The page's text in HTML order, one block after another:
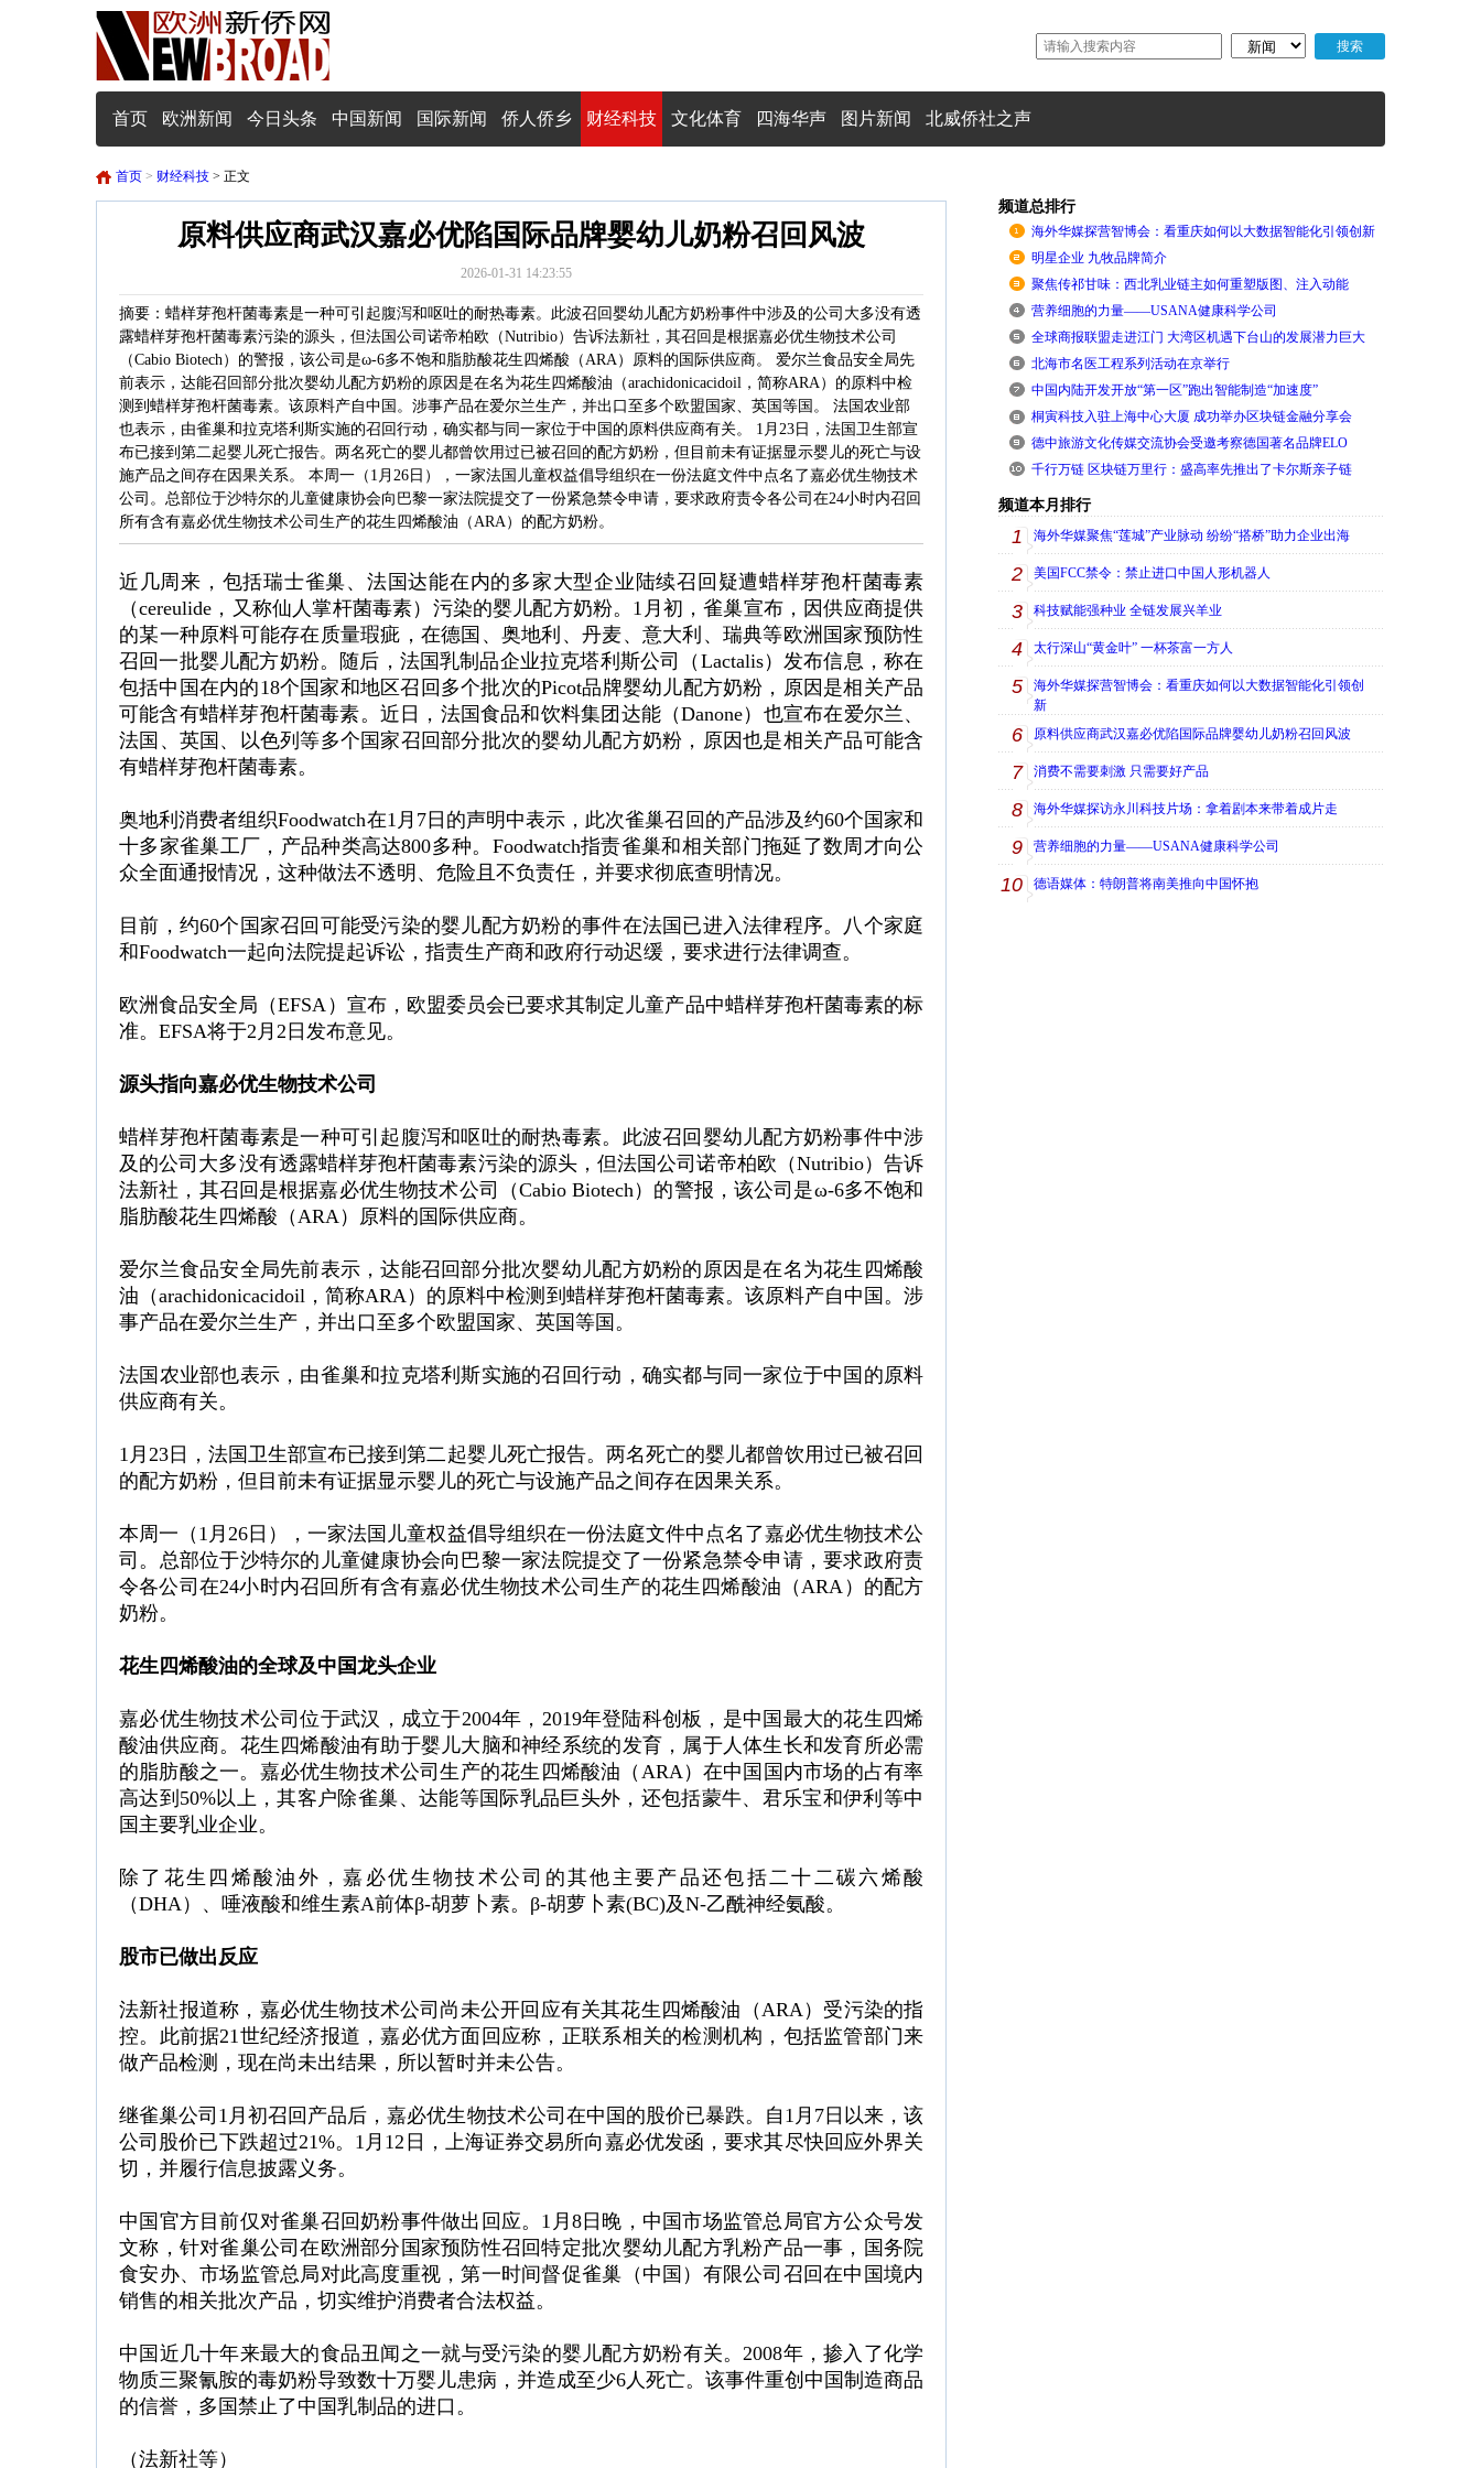
首页 欧洲新闻 今日头条 中国新闻 国际新闻 侨人侨乡 财经科技 文化体育 四海华声 图片新闻 北威侨社之声
首页 > 财经科技 > 正文
原料供应商武汉嘉必优陷国际品牌婴幼儿奶粉召回风波
2026-01-31 14:23:55
摘要：蜡样芽孢杆菌毒素是一种可引起腹泻和呕吐的耐热毒素。此波召回婴幼儿配方奶粉事件中涉及的公司大多没有透
露蜡样芽孢杆菌毒素污染的源头，但法国公司诺帝柏欧（Nutribio）告诉法新社，其召回是根据嘉必优生物技术公司
（Cabio Biotech）的警报，该公司是ω-6多不饱和脂肪酸花生四烯酸（ARA）原料的国际供应商。 爱尔兰食品安全局先
前表示，达能召回部分批次婴幼儿配方奶粉的原因是在名为花生四烯酸油（arachidonicacidoil，简称ARA）的原料中检
测到蜡样芽孢杆菌毒素。该原料产自中国。涉事产品在爱尔兰生产，并出口至多个欧盟国家、英国等国。 法国农业部
也表示，由雀巢和拉克塔利斯实施的召回行动，确实都与同一家位于中国的原料供应商有关。 1月23日，法国卫生部宣
布已接到第二起婴儿死亡报告。两名死亡的婴儿都曾饮用过已被召回的配方奶粉，但目前未有证据显示婴儿的死亡与设
施产品之间存在因果关系。 本周一（1月26日），一家法国儿童权益倡导组织在一份法庭文件中点名了嘉必优生物技术
公司。总部位于沙特尔的儿童健康协会向巴黎一家法院提交了一份紧急禁令申请，要求政府责令各公司在24小时内召回
所有含有嘉必优生物技术公司生产的花生四烯酸油（ARA）的配方奶粉。
近几周来，包括瑞士雀巢、法国达能在内的多家大型企业陆续召回疑遭蜡样芽孢杆菌毒素
（cereulide，又称仙人掌杆菌毒素）污染的婴儿配方奶粉。1月初，雀巢宣布，因供应商提供
的某一种原料可能存在质量瑕疵，在德国、奥地利、丹麦、意大利、瑞典等欧洲国家预防性
召回一批婴儿配方奶粉。随后，法国乳制品企业拉克塔利斯公司（Lactalis）发布信息，称在
包括中国在内的18个国家和地区召回多个批次的Picot品牌婴幼儿配方奶粉，原因是相关产品
可能含有蜡样芽孢杆菌毒素。近日，法国食品和饮料集团达能（Danone）也宣布在爱尔兰、
法国、英国、以色列等多个国家召回部分批次的婴幼儿配方奶粉，原因也是相关产品可能含
有蜡样芽孢杆菌毒素。
奥地利消费者组织Foodwatch在1月7日的声明中表示，此次雀巢召回的产品涉及约60个国家和
十多家雀巢工厂，产品种类高达800多种。Foodwatch指责雀巢和相关部门拖延了数周才向公
众全面通报情况，这种做法不透明、危险且不负责任，并要求彻底查明情况。
目前，约60个国家召回可能受污染的婴儿配方奶粉的事件在法国已进入法律程序。八个家庭
和Foodwatch一起向法院提起诉讼，指责生产商和政府行动迟缓，要求进行法律调查。
欧洲食品安全局（EFSA）宣布，欧盟委员会已要求其制定儿童产品中蜡样芽孢杆菌毒素的标
准。EFSA将于2月2日发布意见。
源头指向嘉必优生物技术公司
蜡样芽孢杆菌毒素是一种可引起腹泻和呕吐的耐热毒素。此波召回婴幼儿配方奶粉事件中涉
及的公司大多没有透露蜡样芽孢杆菌毒素污染的源头，但法国公司诺帝柏欧（Nutribio）告诉
法新社，其召回是根据嘉必优生物技术公司（Cabio Biotech）的警报，该公司是ω-6多不饱和
脂肪酸花生四烯酸（ARA）原料的国际供应商。
爱尔兰食品安全局先前表示，达能召回部分批次婴幼儿配方奶粉的原因是在名为花生四烯酸
油（arachidonicacidoil，简称ARA）的原料中检测到蜡样芽孢杆菌毒素。该原料产自中国。涉
事产品在爱尔兰生产，并出口至多个欧盟国家、英国等国。
法国农业部也表示，由雀巢和拉克塔利斯实施的召回行动，确实都与同一家位于中国的原料
供应商有关。
1月23日，法国卫生部宣布已接到第二起婴儿死亡报告。两名死亡的婴儿都曾饮用过已被召回
的配方奶粉，但目前未有证据显示婴儿的死亡与设施产品之间存在因果关系。
本周一（1月26日），一家法国儿童权益倡导组织在一份法庭文件中点名了嘉必优生物技术公
司。总部位于沙特尔的儿童健康协会向巴黎一家法院提交了一份紧急禁令申请，要求政府责
令各公司在24小时内召回所有含有嘉必优生物技术公司生产的花生四烯酸油（ARA）的配方
奶粉。
花生四烯酸油的全球及中国龙头企业
嘉必优生物技术公司位于武汉，成立于2004年，2019年登陆科创板，是中国最大的花生四烯
酸油供应商。花生四烯酸油有助于婴儿大脑和神经系统的发育，属于人体生长和发育所必需
的脂肪酸之一。嘉必优生物技术公司生产的花生四烯酸油（ARA）在中国国内市场的占有率
高达到50%以上，其客户除雀巢、达能等国际乳品巨头外，还包括蒙牛、君乐宝和伊利等中
国主要乳业企业。
除了花生四烯酸油外，嘉必优生物技术公司的其他主要产品还包括二十二碳六烯酸
（DHA）、唾液酸和维生素A前体β-胡萝卜素。β-胡萝卜素(BC)及N-乙酰神经氨酸。
股市已做出反应
法新社报道称，嘉必优生物技术公司尚未公开回应有关其花生四烯酸油（ARA）受污染的指
控。此前据21世纪经济报道，嘉必优方面回应称，正联系相关的检测机构，包括监管部门来
做产品检测，现在尚未出结果，所以暂时并未公告。
继雀巢公司1月初召回产品后，嘉必优生物技术公司在中国的股价已暴跌。自1月7日以来，该
公司股价已下跌超过21%。1月12日，上海证券交易所向嘉必优发函，要求其尽快回应外界关
切，并履行信息披露义务。
中国官方目前仅对雀巢召回奶粉事件做出回应。1月8日晚，中国市场监管总局官方公众号发
文称，针对雀巢公司在欧洲部分国家预防性召回特定批次婴幼儿配方乳粉产品一事，国务院
食安办、市场监管总局对此高度重视，第一时间督促雀巢（中国）有限公司召回在中国境内
销售的相关批次产品，切实维护消费者合法权益。
中国近几十年来最大的食品丑闻之一就与受污染的婴儿配方奶粉有关。2008年，掺入了化学
物质三聚氰胺的毒奶粉导致数十万婴儿患病，并造成至少6人死亡。该事件重创中国制造商品
的信誉，多国禁止了中国乳制品的进口。
（法新社等）
频道总排行
海外华媒探营智博会：看重庆如何以大数据智能化引领创新
明星企业 九牧品牌简介
聚焦传祁甘味：西北乳业链主如何重塑版图、注入动能
营养细胞的力量——USANA健康科学公司
全球商报联盟走进江门 大湾区机遇下台山的发展潜力巨大
北海市名医工程系列活动在京举行
中国内陆开发开放“第一区”跑出智能制造“加速度”
桐寅科技入驻上海中心大厦 成功举办区块链金融分享会
德中旅游文化传媒交流协会受邀考察德国著名品牌ELO
千行万链 区块链万里行：盛高率先推出了卡尔斯亲子链
频道本月排行
1 海外华媒聚焦“莲城”产业脉动 纷纷“搭桥”助力企业出海
2 美国FCC禁令：禁止进口中国人形机器人
3 科技赋能强种业 全链发展兴羊业
4 太行深山“黄金叶” 一杯茶富一方人
5
海外华媒探营智博会：看重庆如何以大数据智能化引领创
新
6 原料供应商武汉嘉必优陷国际品牌婴幼儿奶粉召回风波
7 消费不需要刺激 只需要好产品
8 海外华媒探访永川科技片场：拿着剧本来带着成片走
9 营养细胞的力量——USANA健康科学公司
10 德语媒体：特朗普将南美推向中国怀抱